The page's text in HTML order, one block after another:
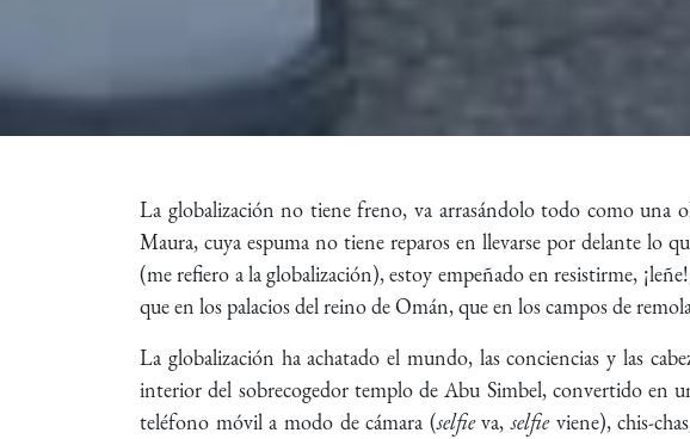
La globalización no tiene freno, va arrasándolo todo como una
Maura, cuya espuma no tiene reparos en llevarse por delante lo
(me refiero a la globalización), estoy empeñado en resistirme,
que en los palacios del reino de Omán, que en los campos de
La globalización ha achatado el mundo, las conciencias y las
interior del sobrecogedor templo de Abu Simbel, convertido en
teléfono móvil a modo de cámara (selfieva,selfieviene), chis-